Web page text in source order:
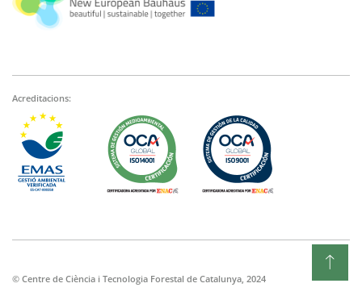
Acreditacions:
© Centre de Ciència i Tecnologia Forestal de Catalunya, 2024